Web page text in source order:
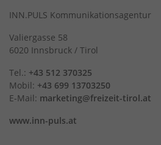
INN.PULS Kommunikationsagentur
Valiergasse 58
6020 Innsbruck / Tirol
Tel.: +43 512 370325
Mobil: +43 699 13703250
E-Mail: marketing@freizeit-tirol.at
www.inn-puls.at